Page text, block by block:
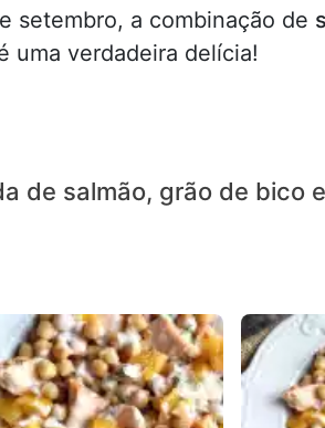
setembro, a combinação de
uma verdadeira delícia!
de salmão, grão de bico